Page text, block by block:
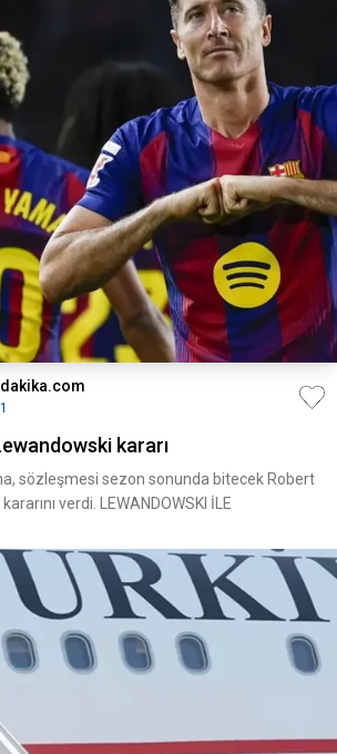
kararı
sözleşmesi sezon sonunda bitecek Robert
verdi. LEWANDOWSKI İLE